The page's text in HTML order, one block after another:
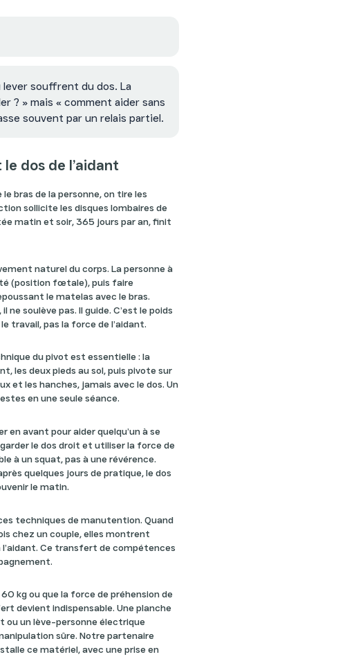
souffrent du dos. La
? » mais « comment aider sans
souvent par un relais partiel.
dos de l’aidant
bras de la personne, on tire les
sollicite les disques lombaires de
matin et soir, 365 jours par an, finit
naturel du corps. La personne à
(position fœtale), puis faire
le matelas avec le bras.
ne soulève pas. Il guide. C’est le poids
travail, pas la force de l’aidant.
du pivot est essentielle : la
les deux pieds au sol, puis pivote sur
et les hanches, jamais avec le dos. Un
en une seule séance.
en avant pour aider quelqu’un à se
le dos droit et utiliser la force de
à un squat, pas à une révérence.
quelques jours de pratique, le dos
le matin.
techniques de manutention. Quand
chez un couple, elles montrent
Ce transfert de compétences
kg ou que la force de préhension de
devient indispensable. Une planche
ou un lève-personne électrique
sûre. Notre partenaire
ce matériel, avec une prise en